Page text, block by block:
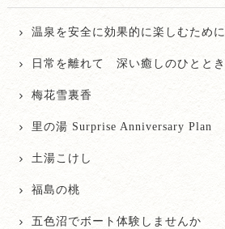
温泉を安全に効果的に楽しむために
日常を離れて 深い癒しのひととき
梅花雪裏香
里の湯 Surprise Anniversary Plan
土湯こけし
福島の桃
五色沼でボート体験しませんか